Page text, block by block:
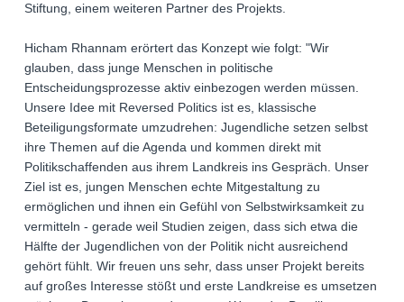
Stiftung, einem weiteren Partner des Projekts.
Hicham Rhannam erörtert das Konzept wie folgt: "Wir
glauben, dass junge Menschen in politische
Entscheidungsprozesse aktiv einbezogen werden müssen.
Unsere Idee mit Reversed Politics ist es, klassische
Beteiligungsformate umzudrehen: Jugendliche setzen selbst
ihre Themen auf die Agenda und kommen direkt mit
Politikschaffenden aus ihrem Landkreis ins Gespräch. Unser
Ziel ist es, jungen Menschen echte Mitgestaltung zu
ermöglichen und ihnen ein Gefühl von Selbstwirksamkeit zu
vermitteln - gerade weil Studien zeigen, dass sich etwa die
Hälfte der Jugendlichen von der Politik nicht ausreichend
gehört fühlt. Wir freuen uns sehr, dass unser Projekt bereits
auf großes Interesse stößt und erste Landkreise es umsetzen